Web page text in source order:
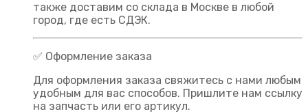
также доставим со склада в Москве в любой
город, где есть СДЭК.
✅ Оформление заказа
Для оформления заказа свяжитесь с нами любым
удобным для вас способов. Пришлите нам ссылку
на запчасть или его артикул.